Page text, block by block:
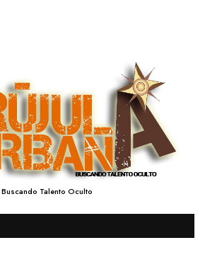
Buscando Talento Oculto